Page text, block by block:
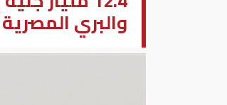
والبري المصرية